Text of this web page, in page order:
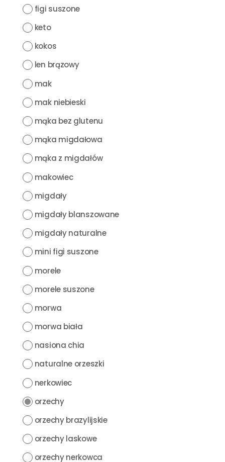
figi suszone
keto
kokos
len brązowy
mak
mak niebieski
mąka bez glutenu
mąka migdałowa
mąka z migdałów
makowiec
migdały
migdały blanszowane
migdały naturalne
mini figi suszone
morele
morele suszone
morwa
morwa biała
nasiona chia
naturalne orzeszki
nerkowiec
orzechy
orzechy brazylijskie
orzechy laskowe
orzechy nerkowca